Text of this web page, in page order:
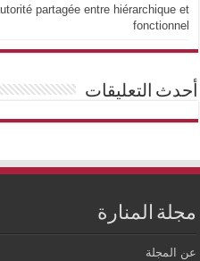
partagée entre hiérarchique et
fonctionnel
أحدث التعليقات
مجلة المنارة
عن المجلة